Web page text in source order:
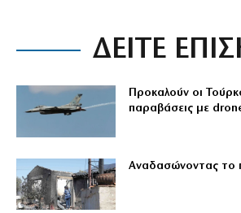
ΔΕΙΤΕ
Προκαλούν οι
παραβάσεις με
Αναδασώνοντας το